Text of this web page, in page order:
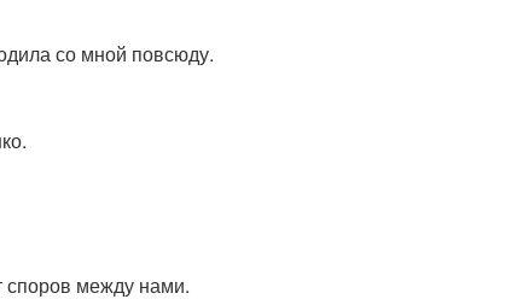
со мной повсюду.
споров между нами.